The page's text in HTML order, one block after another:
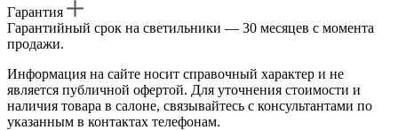
Гарантия
Гарантийный срок на светильники — 30 месяцев с момента
продажи.
Информация на сайте носит справочный характер и не
является публичной офертой. Для уточнения стоимости и
наличия товара в салоне, связывайтесь с консультантами по
указанным в контактах телефонам.